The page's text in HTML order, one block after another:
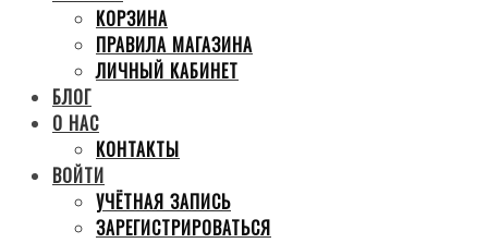
КОРЗИНА
ПРАВИЛА МАГАЗИНА
ЛИЧНЫЙ КАБИНЕТ
БЛОГ
О НАС
КОНТАКТЫ
ВОЙТИ
УЧЁТНАЯ ЗАПИСЬ
ЗАРЕГИСТРИРОВАТЬСЯ